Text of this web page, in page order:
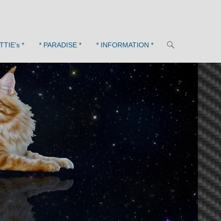
* * PARADISE * * INFORMATION *